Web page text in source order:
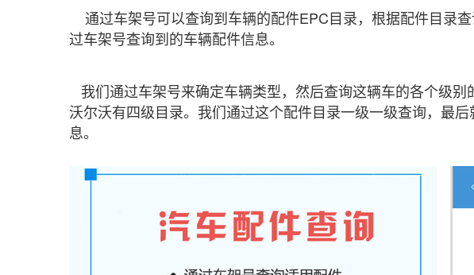
通过车架号可以查询到车辆的配件EPC目录，根据配件目录
过车架号查询到的车辆配件信息。
我们通过车架号来确定车辆类型，然后查询这辆车的各个级
沃尔沃有四级目录。我们通过这个配件目录一级一级查询，最
息。